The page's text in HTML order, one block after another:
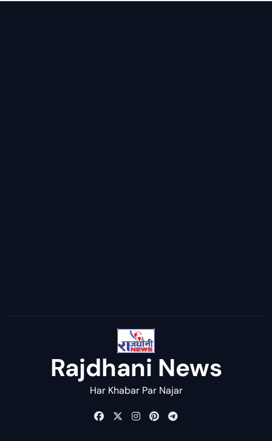
Rajdhani News
Har Khabar Par Najar